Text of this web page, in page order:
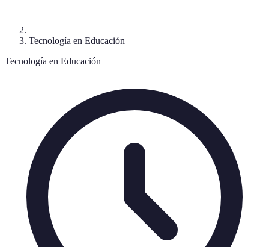
Tecnología en Educación
Tecnología en Educación